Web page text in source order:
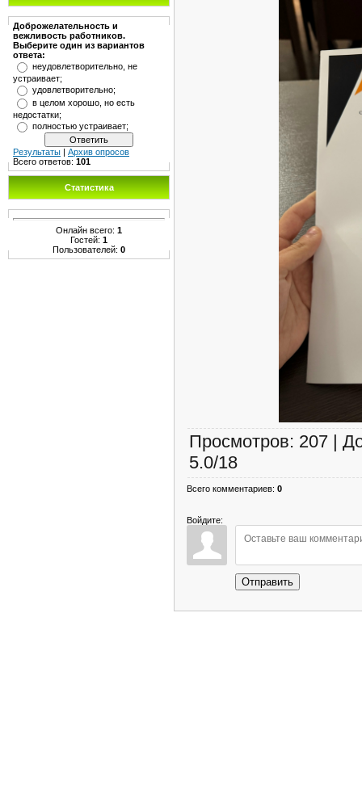
Доброжелательность и
вежливость работников.
Выберите один из вариантов
ответа:
неудовлетворительно, не
устраивает;
удовлетворительно;
в целом хорошо, но есть
недостатки;
полностью устраивает;
Результаты
Архив опросов
Всего ответов: 101
Статистика
Онлайн всего: 1
Гостей: 1
Пользователей: 0
Просмотров: 207 |
5.0/18
Всего комментариев: 0
Войдите:
Отправить